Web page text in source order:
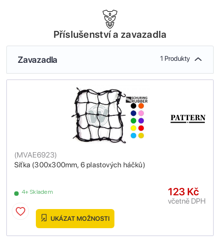
Příslušenství a zavazadla
Zavazadla 1 Produkty
Síťka (300x300mm, 6 plastových háčků)
(MVAE6923)
4+ Skladem 123 Kč
včetně DPH
UKÁZAT MOŽNOSTI